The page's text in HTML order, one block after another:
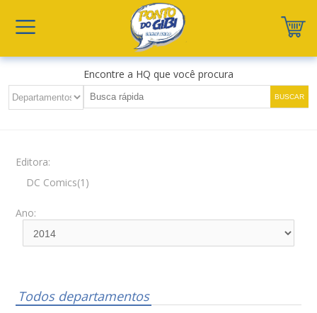
Encontre a HQ que você procura
Editora:
DC Comics(1)
Ano:
Todos departamentos